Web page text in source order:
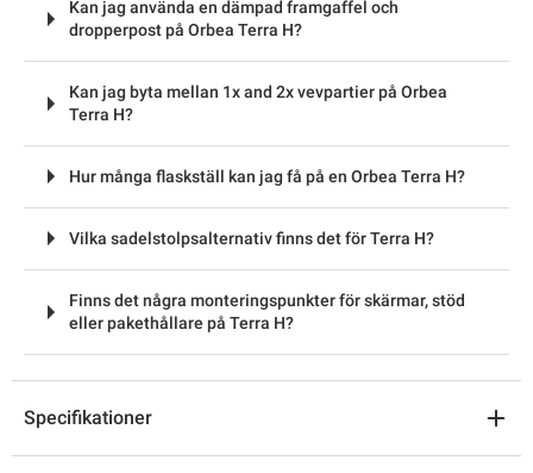
Kan jag använda en dämpad framgaffel och
dropperpost på Orbea Terra H?
Kan jag byta mellan 1x and 2x vevpartier på Orbea
Terra H?
Hur många flaskställ kan jag få på en Orbea Terra H?
Vilka sadelstolpsalternativ finns det för Terra H?
Finns det några monteringspunkter för skärmar, stöd
eller pakethållare på Terra H?
Specifikationer